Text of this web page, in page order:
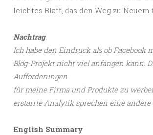
leichtes Blatt, das den Weg zu Neuem
Nachtrag:
Ich habe den Eindruck als ob Facebook
Blog-Projekt nicht viel anfangen kann.
Aufforderungen
für meine Firma und Produkte zu
erstarrte Analytik sprechen eine andere
English Summary